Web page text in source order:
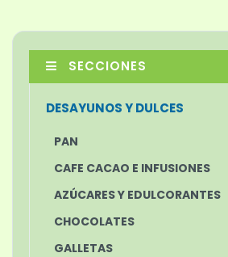
SECCIONES
DESAYUNOS Y DULCES
PAN
CAFE CACAO E INFUSIONES
AZÚCARES Y EDULCORANTES
CHOCOLATES
GALLETAS